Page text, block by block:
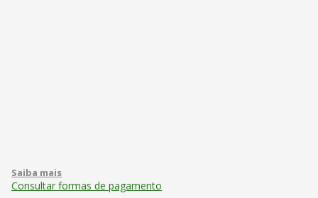
Consultar formas de pagamento